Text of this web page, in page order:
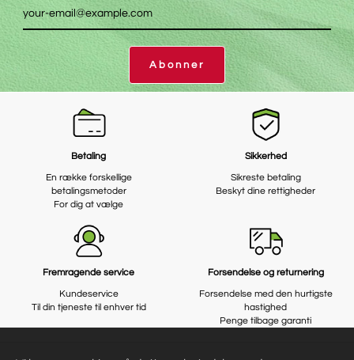
Abonner
Betaling
En række forskellige
betalingsmetoder
For dig at vælge
Sikkerhed
Sikreste betaling
Beskyt dine rettigheder
Fremragende service
Kundeservice
Til din tjeneste til enhver tid
Forsendelse og returnering
Forsendelse med den hurtigste
hastighed
Penge tilbage garanti